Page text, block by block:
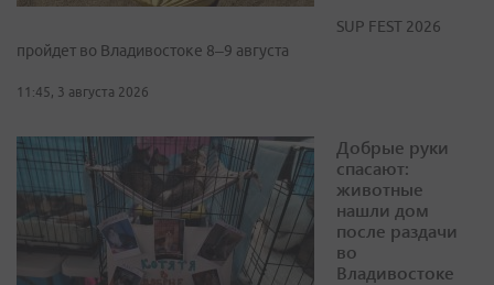
SUP FEST 2026
пройдет во Владивостоке 8–9 августа
11:45, 3 августа 2026
Добрые руки
спасают:
животные
нашли дом
после раздачи
во
Владивостоке